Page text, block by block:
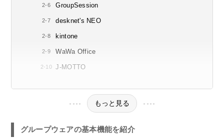
GroupSession
desknet's NEO
kintone
WaWa Office
J-MOTTO
もっと見る
グループウェアの基本機能を紹介